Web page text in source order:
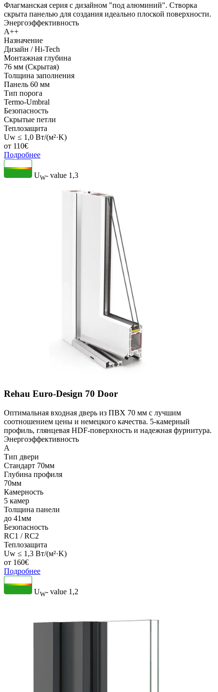
Флагманская серия с дизайном "под алюминий". Створка
скрыта панелью для создания идеально плоской поверхности.
Энергоэффективность
A++
Назначение
Дизайн / Hi-Tech
Монтажная глубина
76 мм (Скрытая)
Толщина заполнения
Панель 60 мм
Тип порога
Termo-Umbral
Безопасность
Скрытые петли
Теплозащита
Uw ≤ 1,0 Вт/(м²·K)
от 110€
Подробнее
UW- value 1,3
Rehau Euro-Design 70 Door
Оптимальная входная дверь из ПВХ 70 мм с лучшим
соотношением цены и немецкого качества. 5-камерный
профиль, глянцевая HDF-поверхность и надежная фурнитура.
Энергоэффективность
A
Тип двери
Стандарт 70мм
Глубина профиля
70мм
Камерность
5 камер
Толщина панели
до 41мм
Безопасность
RC1 / RC2
Теплозащита
Uw ≤ 1,3 Вт/(м²·K)
от 160€
Подробнее
UW- value 1,2